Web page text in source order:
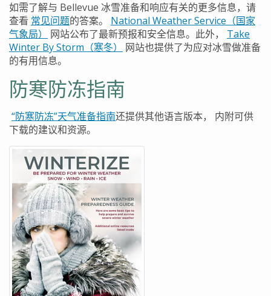
如需了解与 Bellevue 冰雪准备和响应有关的更多信息，请
查看 常见问题的答案。 National Weather Service （国家
气象局）
网站公布了最新预报和安全信息。此外，
Take
Winter By Storm （寒冬）
网站也提供了为应对冰雪做准备
的有用信息。
防寒防冻指南
“防寒防冻”天气准备指南还提供其他语言版本，
内附可供
下载的建议和资源。